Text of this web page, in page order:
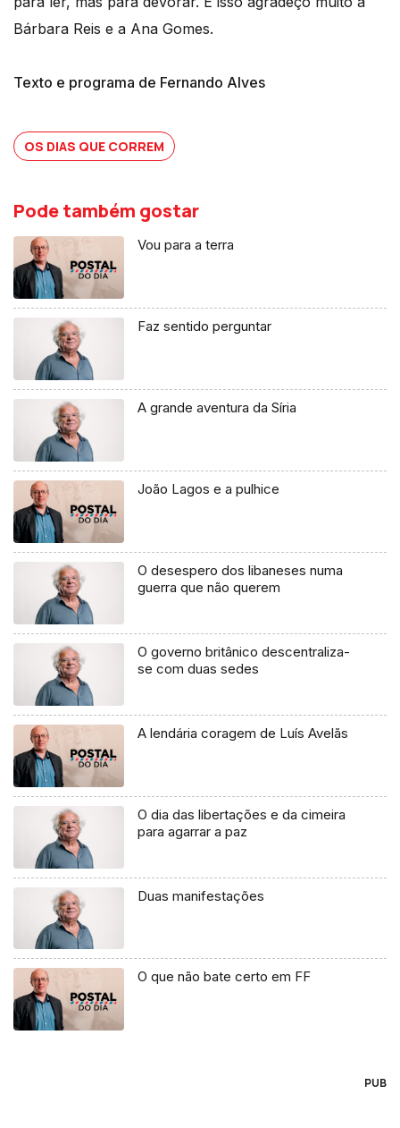
Bárbara Reis e a Ana Gomes.
Texto e programa de Fernando Alves
OS DIAS QUE CORREM
Pode também gostar
Vou para a terra
Faz sentido perguntar
A grande aventura da Síria
João Lagos e a pulhice
O desespero dos libaneses numa
guerra que não querem
O governo britânico descentraliza-
se com duas sedes
A lendária coragem de Luís Avelãs
O dia das libertações e da cimeira
para agarrar a paz
Duas manifestações
O que não bate certo em FF
PUB